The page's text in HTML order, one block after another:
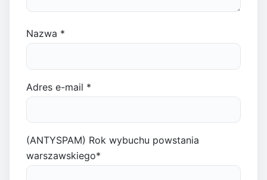
Nazwa *
Adres e-mail *
(ANTYSPAM) Rok wybuchu powstania
warszawskiego*